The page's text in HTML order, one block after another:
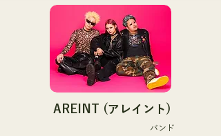
滑走屋場内アナウンス、ク
リスマスアドベント、イス
ラデサルサ、福岡ウィニン
グスピリッツのスタジアム
DJ、金鷲旗、山笠関連イベ
ント、地域イベント、
Ramen Tech2025(global
summit)、福岡市武道館オー
プニング記念イベント,結婚
2024年10月より音楽活動を
福岡を中心にブッキングラ
イブや路上ライブなど精力
的に活動を行っている。
2025年11月22日にはファー
催。
行
小説を元にした楽しくどこ
か哀愁のある楽曲に注
目！！
・バンド概要
AREINT (アレイント)
バンド